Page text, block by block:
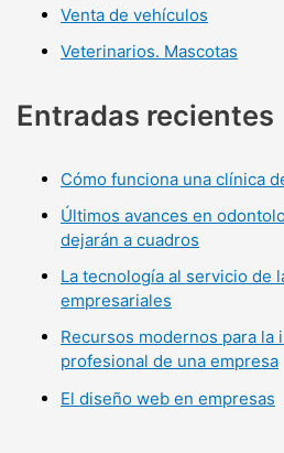
Venta de vehículos
Veterinarios. Mascotas
Entradas recientes
Cómo funciona una clínica
Últimos avances en
dejarán a cuadros
La tecnología al servicio de
empresariales
Recursos modernos para la
profesional de una empresa
El diseño web en empresas